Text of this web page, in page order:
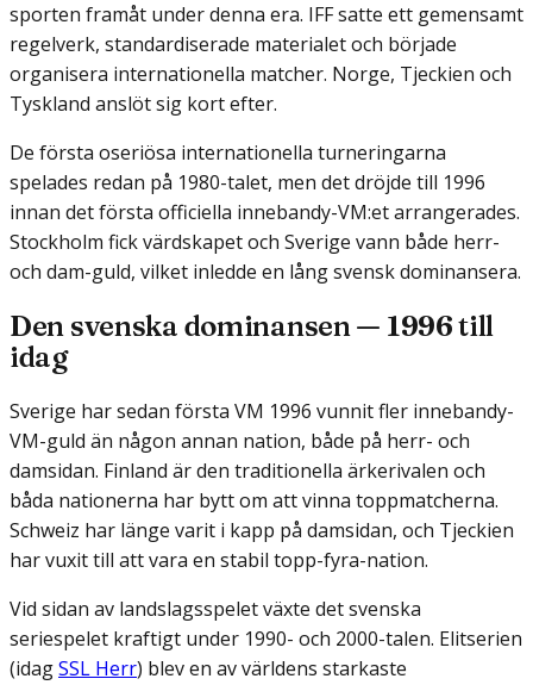
sporten framåt under denna era. IFF satte ett gemensamt
regelverk, standardiserade materialet och började
organisera internationella matcher. Norge, Tjeckien och
Tyskland anslöt sig kort efter.
De första oseriösa internationella turneringarna
spelades redan på 1980-talet, men det dröjde till 1996
innan det första officiella innebandy-VM:et arrangerades.
Stockholm fick värdskapet och Sverige vann både herr-
och dam-guld, vilket inledde en lång svensk dominansera.
Den svenska dominansen — 1996 till
idag
Sverige har sedan första VM 1996 vunnit fler innebandy-
VM-guld än någon annan nation, både på herr- och
damsidan. Finland är den traditionella ärkerivalen och
båda nationerna har bytt om att vinna toppmatcherna.
Schweiz har länge varit i kapp på damsidan, och Tjeckien
har vuxit till att vara en stabil topp-fyra-nation.
Vid sidan av landslagsspelet växte det svenska
seriespelet kraftigt under 1990- och 2000-talen. Elitserien
(idagSSL Herr) blev en av världens starkaste